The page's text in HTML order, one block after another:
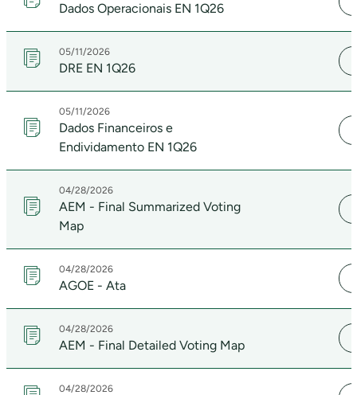
Dados Operacionais EN 1Q26
05/11/2026
DRE EN 1Q26
05/11/2026
Dados Financeiros e
Endividamento EN 1Q26
04/28/2026
AEM - Final Summarized Voting
Map
04/28/2026
AGOE - Ata
04/28/2026
AEM - Final Detailed Voting Map
04/28/2026